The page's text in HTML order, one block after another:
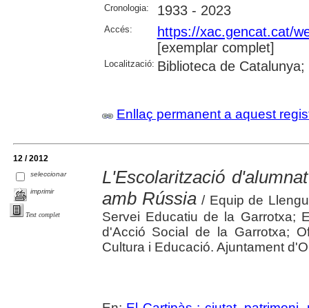
Cronologia: 1933 - 2023
Accés:
https://xac.gencat.cat/
[exemplar complet]
Localització: Biblioteca de
Enllaç permanent a aquest
12 / 2012
seleccionar
imprimir
Text complet
L'Escolarització
amb Rússia / Equip de
Servei Educatiu de la Garrotxa;
d'Acció Social de la Garrotxa;
Cultura i Educació. Ajuntament